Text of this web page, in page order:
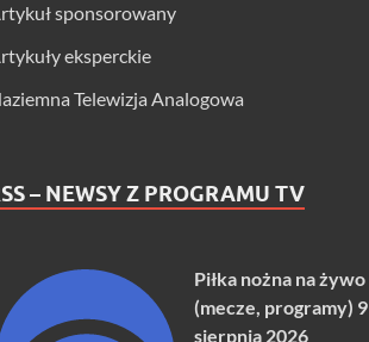
sponsorowany
eksperckie
Telewizja Analogowa
– NEWSY Z PROGRAMU TV
Piłka nożna na żywo
(mecze, programy) 9
sierpnia 2026